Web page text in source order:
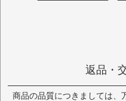
返品・
商品の品質につきましては、